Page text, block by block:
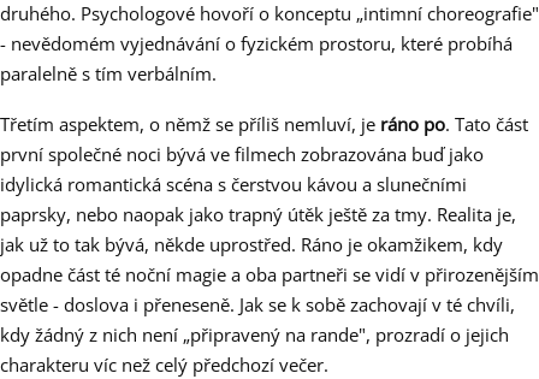
druhého. Psychologové hovoří o konceptu „intimní choreografie"
- nevědomém vyjednávání o fyzickém prostoru, které probíhá
paralelně s tím verbálním.
Třetím aspektem, o němž se příliš nemluví, je ráno po. Tato část
první společné noci bývá ve filmech zobrazována buď jako
idylická romantická scéna s čerstvou kávou a slunečními
paprsky, nebo naopak jako trapný útěk ještě za tmy. Realita je,
jak už to tak bývá, někde uprostřed. Ráno je okamžikem, kdy
opadne část té noční magie a oba partneři se vidí v přirozenějším
světle - doslova i přeneseně. Jak se k sobě zachovají v té chvíli,
kdy žádný z nich není „připravený na rande", prozradí o jejich
charakteru víc než celý předchozí večer.